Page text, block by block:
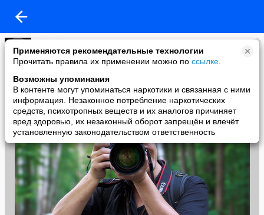
Применяются рекомендательные технологии
Прочитать правила их применении можно по ссылке
Возможны упоминания
В контенте могут упоминаться наркотики и связанная с ними
информация. Незаконное потребление наркотических
средств, психотропных веществ и их аналогов причиняет
вред здоровью, их незаконный оборот запрещён и влечёт
установленную законодательством ответственность
FiloSofeM
added a photo
30 Jun в 21:31